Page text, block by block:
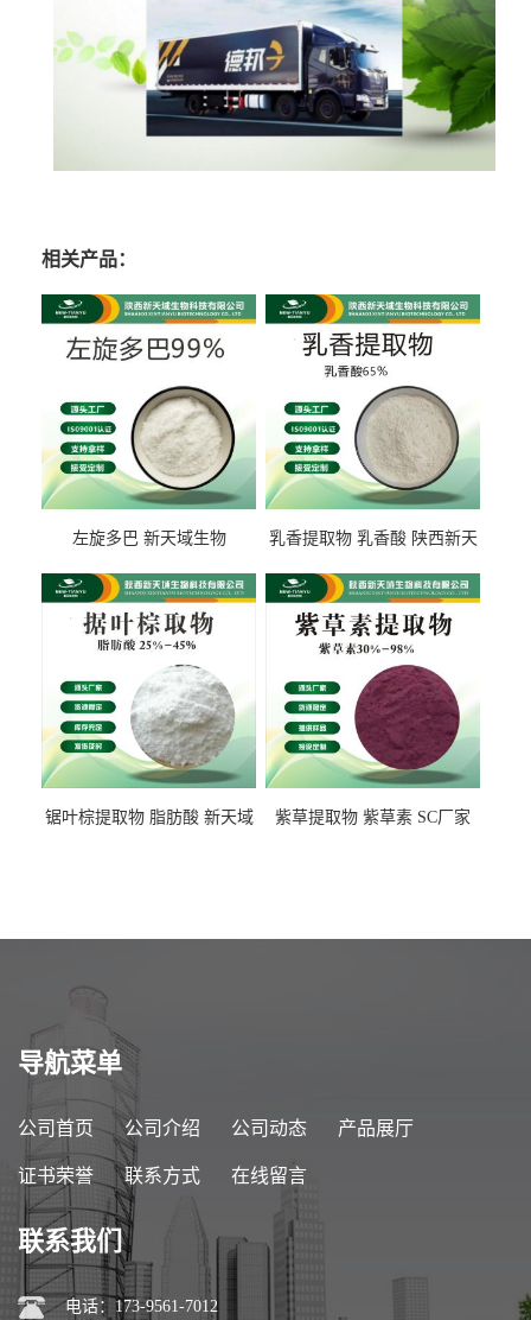
相关产品：
左旋多巴 新天域生物
乳香提取物 乳香酸 陕西新天
锯叶棕提取物 脂肪酸 新天域
紫草提取物 紫草素 SC厂家
导航菜单
公司首页 公司介绍 公司动态 产品展厅
证书荣誉 联系方式 在线留言
联系我们
电话：173-9561-7012